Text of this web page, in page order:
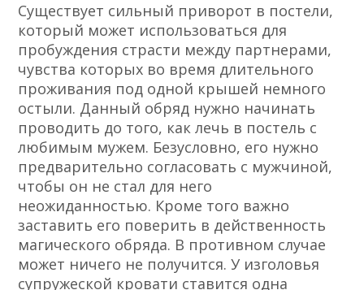
Существует сильный приворот в постели,
который может использоваться для
пробуждения страсти между партнерами,
чувства которых во время длительного
проживания под одной крышей немного
остыли. Данный обряд нужно начинать
проводить до того, как лечь в постель с
любимым мужем. Безусловно, его нужно
предварительно согласовать с мужчиной,
чтобы он не стал для него
неожиданностью. Кроме того важно
заставить его поверить в действенность
магического обряда. В противном случае
может ничего не получится. У изголовья
супружеской кровати ставится одна